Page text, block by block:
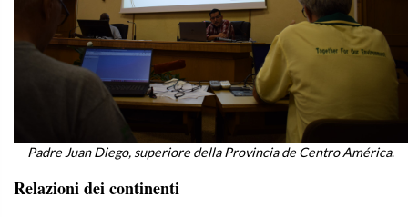
Padre Juan Diego, superiore della Provincia de Centro América.
Relazioni dei continenti